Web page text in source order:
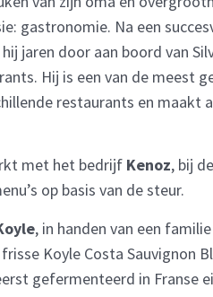
gastronomie. Na een
jaren door aan boord van
Hij is een van de meest
restaurants en maakt
met het bedrijf Kenoz, bij
op basis van de steur.
, in handen van een
Koyle Costa Sauvignon
gefermenteerd in Franse